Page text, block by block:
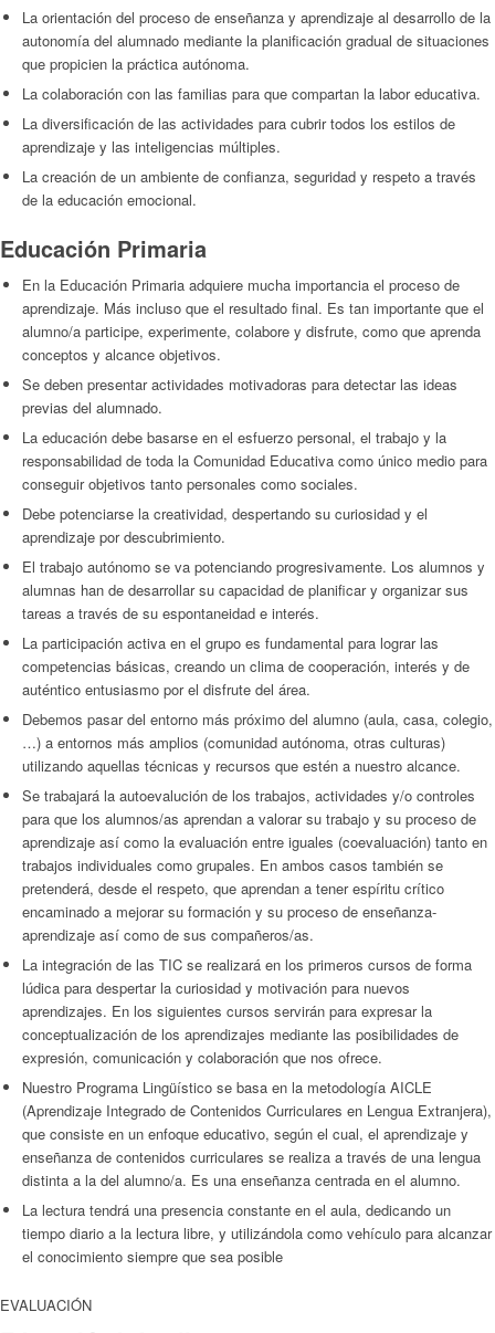
La orientación del proceso de enseñanza y aprendizaje al desarrollo de la
autonomía del alumnado mediante la planificación gradual de situaciones
que propicien la práctica autónoma.
La colaboración con las familias para que compartan la labor educativa.
La diversificación de las actividades para cubrir todos los estilos de
aprendizaje y las inteligencias múltiples.
La creación de un ambiente de confianza, seguridad y respeto a través
de la educación emocional.
Educación Primaria
En la Educación Primaria adquiere mucha importancia el proceso de
aprendizaje. Más incluso que el resultado final. Es tan importante que el
alumno/a participe, experimente, colabore y disfrute, como que aprenda
conceptos y alcance objetivos.
Se deben presentar actividades motivadoras para detectar las ideas
previas del alumnado.
La educación debe basarse en el esfuerzo personal, el trabajo y la
responsabilidad de toda la Comunidad Educativa como único medio para
conseguir objetivos tanto personales como sociales.
Debe potenciarse la creatividad, despertando su curiosidad y el
aprendizaje por descubrimiento.
El trabajo autónomo se va potenciando progresivamente. Los alumnos y
alumnas han de desarrollar su capacidad de planificar y organizar sus
tareas a través de su espontaneidad e interés.
La participación activa en el grupo es fundamental para lograr las
competencias básicas, creando un clima de cooperación, interés y de
auténtico entusiasmo por el disfrute del área.
Debemos pasar del entorno más próximo del alumno (aula, casa, colegio,
…) a entornos más amplios (comunidad autónoma, otras culturas)
utilizando aquellas técnicas y recursos que estén a nuestro alcance.
Se trabajará la autoevalución de los trabajos, actividades y/o controles
para que los alumnos/as aprendan a valorar su trabajo y su proceso de
aprendizaje así como la evaluación entre iguales (coevaluación) tanto en
trabajos individuales como grupales. En ambos casos también se
pretenderá, desde el respeto, que aprendan a tener espíritu crítico
encaminado a mejorar su formación y su proceso de enseñanza-
aprendizaje así como de sus compañeros/as.
La integración de las TIC se realizará en los primeros cursos de forma
lúdica para despertar la curiosidad y motivación para nuevos
aprendizajes. En los siguientes cursos servirán para expresar la
conceptualización de los aprendizajes mediante las posibilidades de
expresión, comunicación y colaboración que nos ofrece.
Nuestro Programa Lingüístico se basa en la metodología AICLE
(Aprendizaje Integrado de Contenidos Curriculares en Lengua Extranjera),
que consiste en un enfoque educativo, según el cual, el aprendizaje y
enseñanza de contenidos curriculares se realiza a través de una lengua
distinta a la del alumno/a. Es una enseñanza centrada en el alumno.
La lectura tendrá una presencia constante en el aula, dedicando un
tiempo diario a la lectura libre, y utilizándola como vehículo para alcanzar
el conocimiento siempre que sea posible
EVALUACIÓN